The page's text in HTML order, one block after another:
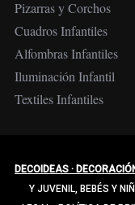
Pizarras y Corchos
Cuadros Infantiles
Alfombras Infantiles
Iluminación Infantil
Textiles Infantiles
DECOIDEAS ·
Y JUVENIL, BEBÉS Y